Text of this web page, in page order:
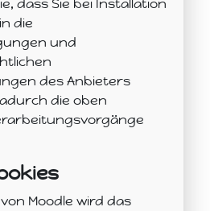
dass Sie bei Installation
die
und
des Anbieters
die oben
Moodle wird das